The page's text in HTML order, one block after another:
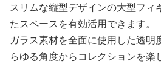
スリムな縦型デザインの大型フィ
たスペースを有効活用できます。
ガラス素材を全面に使用した透明
らゆる角度からコレクションを楽